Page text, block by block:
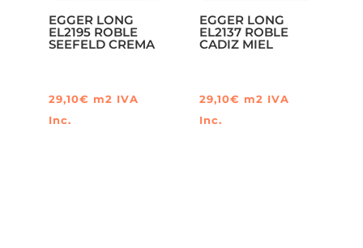
EGGER LONG
EL2195 ROBLE
SEEFELD CREMA
29,10€ m2 IVA
Inc.
EGGER LONG
EL2137 ROBLE
CADIZ MIEL
29,10€ m2 IVA
Inc.